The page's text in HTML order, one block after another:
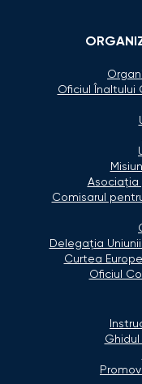
Oficiul Înaltului
Asociaţia
Comisarul
Delegaţia
Curtea
Oficiul